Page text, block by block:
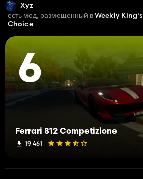
Xyz
есть мод, размещенный вWeekly King's
Choice
6
Ferrari 812 Competizione
19 461